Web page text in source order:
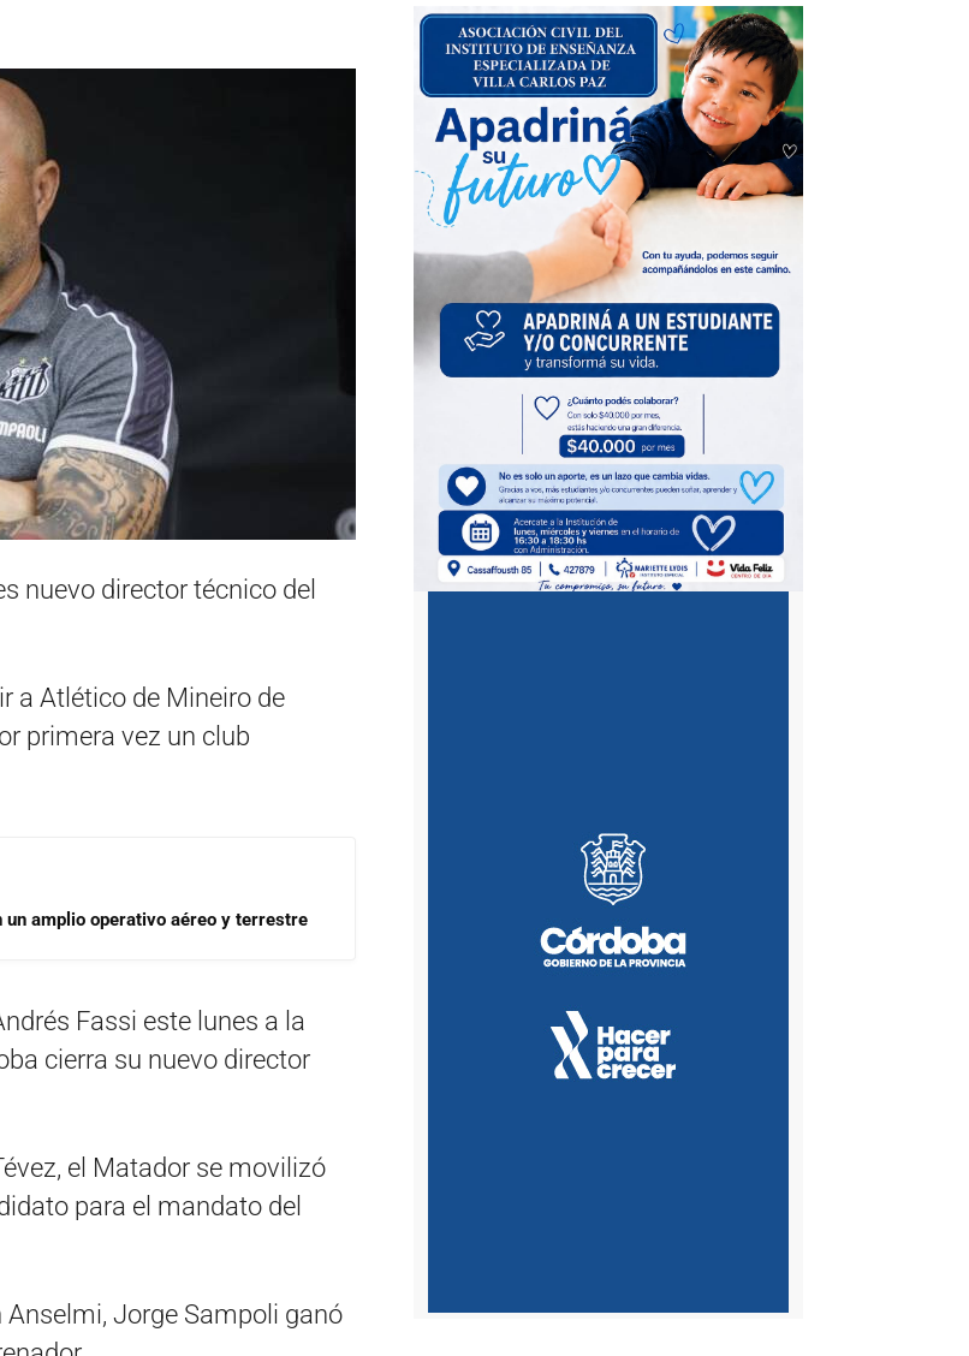
nuevo director técnico del
a Atlético de Mineiro de
primera vez un club
amplio operativo aéreo y terrestre
Fassi este lunes a la
cierra su nuevo director
el Matador se movilizó
para el mandato del
Jorge Sampoli ganó